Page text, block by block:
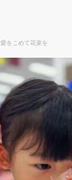
愛をこめて花束を